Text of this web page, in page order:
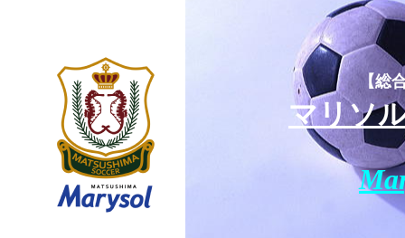
【
マリソ